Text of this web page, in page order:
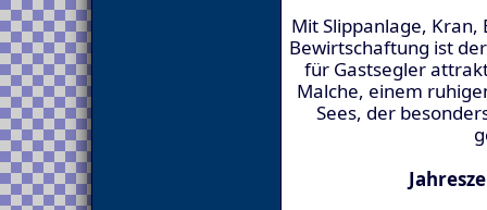
Mit Slippanlage,
Bewirtschaftung ist
für Gastsegler
Malche, einem
Sees, der